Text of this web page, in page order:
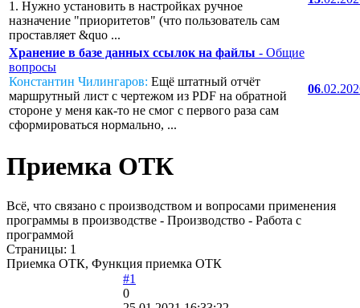
1. Нужно установить в настройках ручное
назначение "приоритетов" (что пользователь сам
проставляет &quo ...
Хранение в базе данных ссылок на файлы - Общие
вопросы
Константин Чилингаров: Ещё штатный отчёт
маршрутный лист с чертежом из PDF на обратной
стороне у меня как-то не смог с первого раза сам
сформироваться нормально, ...
06
Приемка ОТК
Всё, что связано с производством и вопросами применения
программы в производстве - Производство - Работа с
программой
Страницы: 1
Приемка ОТК, Функция приемка ОТК
#1
0